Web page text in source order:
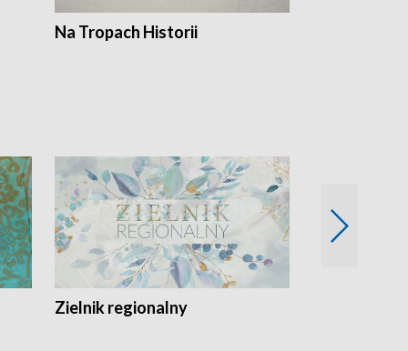
Na Tropach Historii
Zielnik regionalny